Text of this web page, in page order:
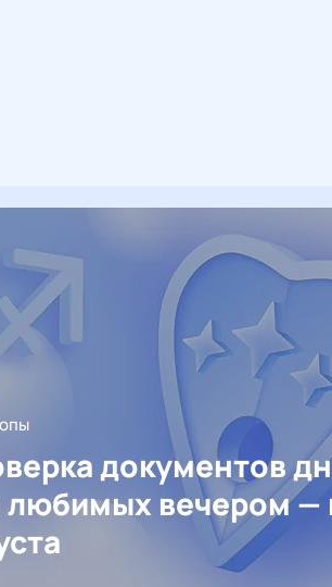
документов
любимых вечером —